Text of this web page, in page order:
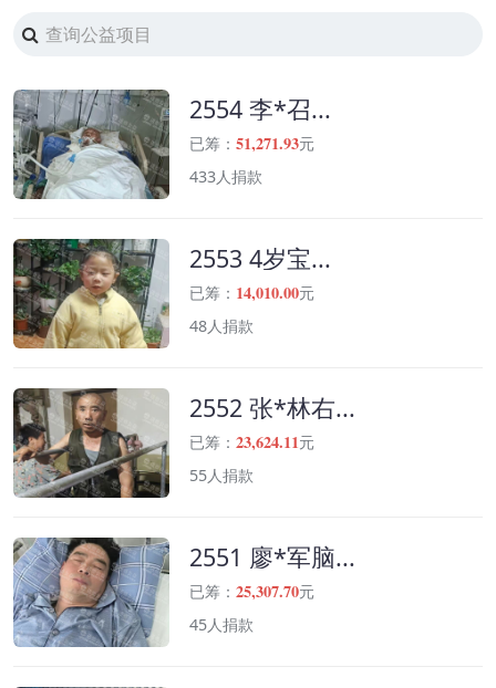
2554 李*召...
已筹： 51,271.93元
433人捐款
2553 4岁宝...
已筹： 14,010.00元
48人捐款
2552 张*林右...
已筹： 23,624.11元
55人捐款
2551 廖*军脑...
已筹： 25,307.70元
45人捐款